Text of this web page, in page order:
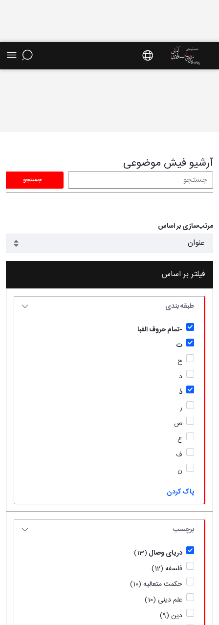
آرشیو فیش موضوعی
جستجو
مرتب‌سازی بر اساس
فیلتر بر اساس
طبقه بندی
-تمام حروف الفبا
ت
ح
د
ذ
ر
ص
ع
ف
ن
پاک کردن
برچسب
دریای وصال (13)
فلسفه (12)
حکمت متعالیه (10)
علم دینی (10)
دین (9)